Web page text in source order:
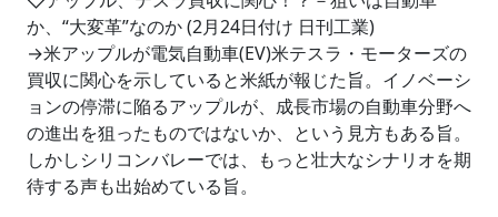
か、“大変革”なのか (2月24日付け 日刊工業)
→米アップルが電気自動車(EV)米テスラ・モーターズの
買収に関心を示していると米紙が報じた旨。イノベーシ
ョンの停滞に陥るアップルが、成長市場の自動車分野へ
の進出を狙ったものではないか、という見方もある旨。
しかしシリコンバレーでは、もっと壮大なシナリオを期
待する声も出始めている旨。